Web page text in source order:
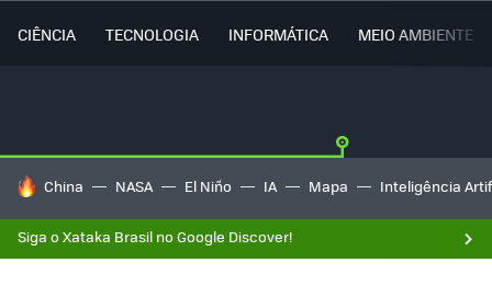
CIÊNCIA TECNOLOGIA INFORMÁTICA MEIO AMBIENTE
TENDÊNCIAS DO DIA
China NASA El Niño IA Mapa Inteligência
Siga o Xataka Brasil no Google Discover!